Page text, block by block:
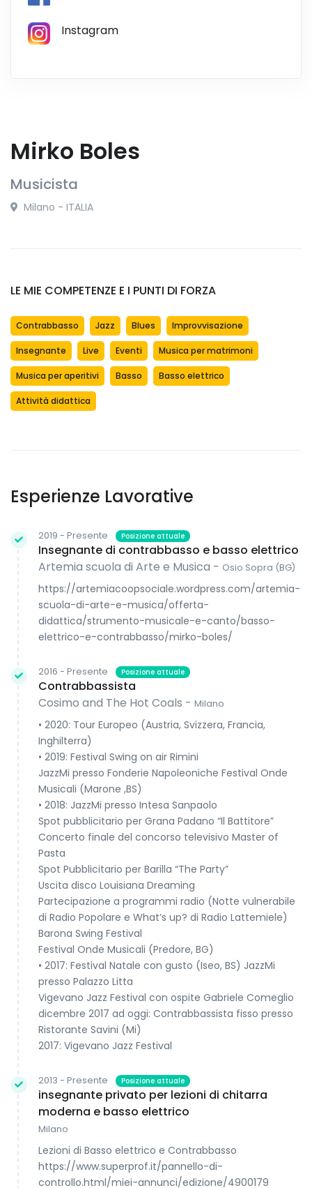
Instagram
Mirko Boles
Musicista
Milano - ITALIA
LE MIE COMPETENZE E I PUNTI DI FORZA
Contrabbasso Jazz Blues Improvvisazione
Insegnante Live Eventi Musica per matrimoni
Musica per aperitivi Basso Basso elettrico
Attività didattica
Esperienze Lavorative
2019 - Presente Posizione attuale
Insegnante di contrabbasso e basso elettrico
Artemia scuola di Arte e Musica - Osio Sopra (BG)
https://artemiacoopsociale.wordpress.com/artemia-
scuola-di-arte-e-musica/offerta-
didattica/strumento-musicale-e-canto/basso-
elettrico-e-contrabbasso/mirko-boles/
2016 - Presente Posizione attuale
Contrabbassista
Cosimo and The Hot Coals - Milano
• 2020: Tour Europeo (Austria, Svizzera, Francia,
Inghilterra)
• 2019: Festival Swing on air Rimini
JazzMi presso Fonderie Napoleoniche Festival Onde
Musicali (Marone ,BS)
• 2018: JazzMi presso Intesa Sanpaolo
Spot pubblicitario per Grana Padano “Il Battitore”
Concerto finale del concorso televisivo Master of
Pasta
Spot Pubblicitario per Barilla “The Party”
Uscita disco Louisiana Dreaming
Partecipazione a programmi radio (Notte vulnerabile
di Radio Popolare e What’s up? di Radio Lattemiele)
Barona Swing Festival
Festival Onde Musicali (Predore, BG)
• 2017: Festival Natale con gusto (Iseo, BS) JazzMi
presso Palazzo Litta
Vigevano Jazz Festival con ospite Gabriele Comeglio
dicembre 2017 ad oggi: Contrabbassista fisso presso
Ristorante Savini (Mi)
2017: Vigevano Jazz Festival
2013 - Presente Posizione attuale
insegnante privato per lezioni di chitarra
moderna e basso elettrico
Milano
Lezioni di Basso elettrico e Contrabbasso
https://www.superprof.it/pannello-di-
controllo.html/miei-annunci/edizione/4900179